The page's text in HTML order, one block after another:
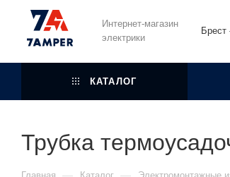
Интернет-магазин
электрики
Брест
КАТАЛОГ
Трубка